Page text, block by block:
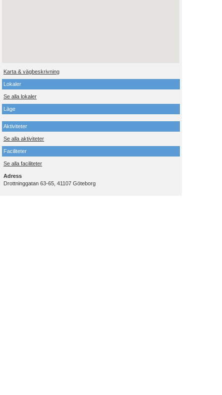
Karta & vägbeskrivning
Lokaler
Se alla lokaler
Läge
Aktiviteter
Se alla aktiviteter
Faciliteter
Se alla faciliteter
Adress
Drottninggatan 63-65, 41107 Göteborg